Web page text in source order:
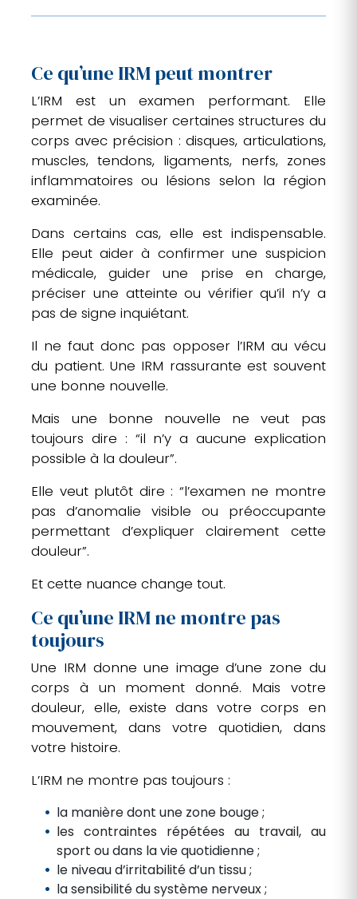
Ce qu’une IRM peut montrer
L’IRM est un examen performant. Elle
permet de visualiser certaines structures du
corps avec précision : disques, articulations,
muscles, tendons, ligaments, nerfs, zones
inflammatoires ou lésions selon la région
examinée.
Dans certains cas, elle est indispensable.
Elle peut aider à confirmer une suspicion
médicale, guider une prise en charge,
préciser une atteinte ou vérifier qu’il n’y a
pas de signe inquiétant.
Il ne faut donc pas opposer l’IRM au vécu
du patient. Une IRM rassurante est souvent
une bonne nouvelle.
Mais une bonne nouvelle ne veut pas
toujours dire : “il n’y a aucune explication
possible à la douleur”.
Elle veut plutôt dire : “l’examen ne montre
pas d’anomalie visible ou préoccupante
permettant d’expliquer clairement cette
douleur”.
Et cette nuance change tout.
Ce qu’une IRM ne montre pas
toujours
Une IRM donne une image d’une zone du
corps à un moment donné. Mais votre
douleur, elle, existe dans votre corps en
mouvement, dans votre quotidien, dans
votre histoire.
L’IRM ne montre pas toujours :
la manière dont une zone bouge ;
les contraintes répétées au travail, au
sport ou dans la vie quotidienne ;
le niveau d’irritabilité d’un tissu ;
la sensibilité du système nerveux ;